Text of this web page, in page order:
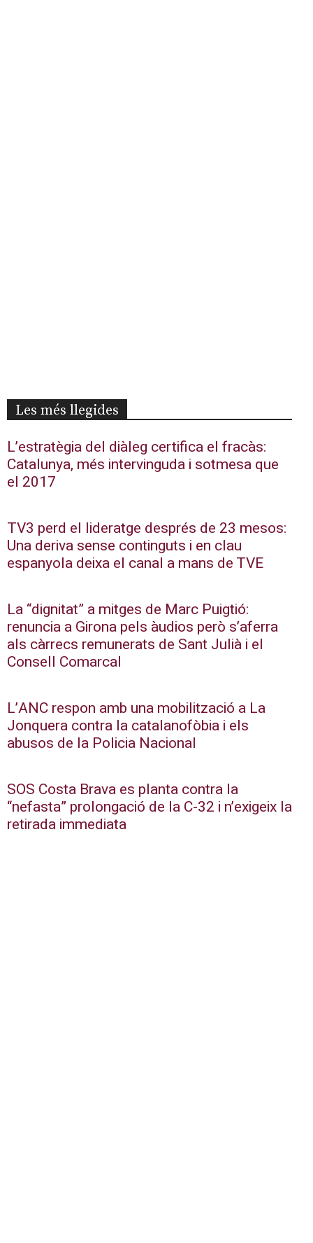
Les més llegides
L’estratègia del diàleg certifica el fracàs:
Catalunya, més intervinguda i sotmesa que
el 2017
TV3 perd el lideratge després de 23 mesos:
Una deriva sense continguts i en clau
espanyola deixa el canal a mans de TVE
La “dignitat” a mitges de Marc Puigtió:
renuncia a Girona pels àudios però s’aferra
als càrrecs remunerats de Sant Julià i el
Consell Comarcal
L’ANC respon amb una mobilització a La
Jonquera contra la catalanofòbia i els
abusos de la Policia Nacional
SOS Costa Brava es planta contra la
“nefasta” prolongació de la C-32 i n’exigeix la
retirada immediata